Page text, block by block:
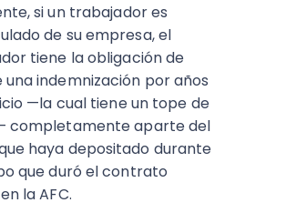
si un trabajador es
de su empresa, el
tiene la obligación de
una indemnización por años
—la cual tiene un tope de
completamente aparte del
haya depositado durante
que duró el contrato
la AFC.